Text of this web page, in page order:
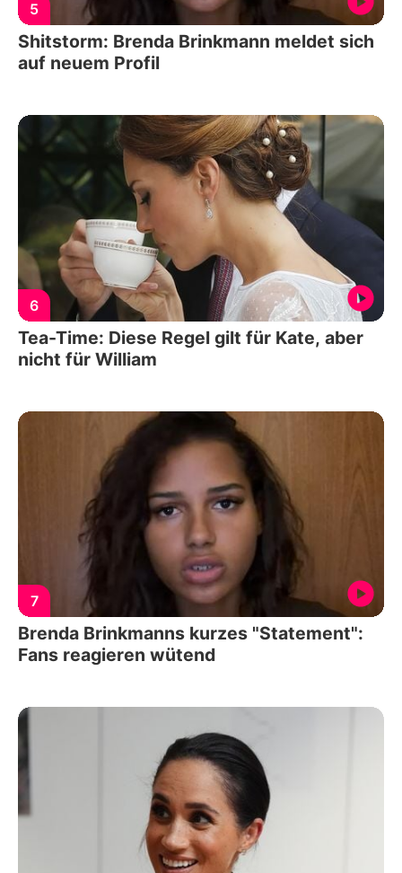
5
Shitstorm: Brenda Brinkmann meldet sich
auf neuem Profil
6
Tea-Time: Diese Regel gilt für Kate, aber
nicht für William
7
Brenda Brinkmanns kurzes "Statement":
Fans reagieren wütend